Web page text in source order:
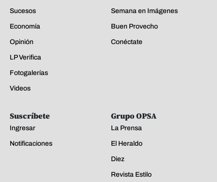
Sucesos
Economía
Opinión
LP Verifica
Fotogalerías
Videos
Semana en Imágenes
Buen Provecho
Conéctate
Suscríbete
Ingresar
Notificaciones
Grupo OPSA
La Prensa
El Heraldo
Diez
Revista Estilo